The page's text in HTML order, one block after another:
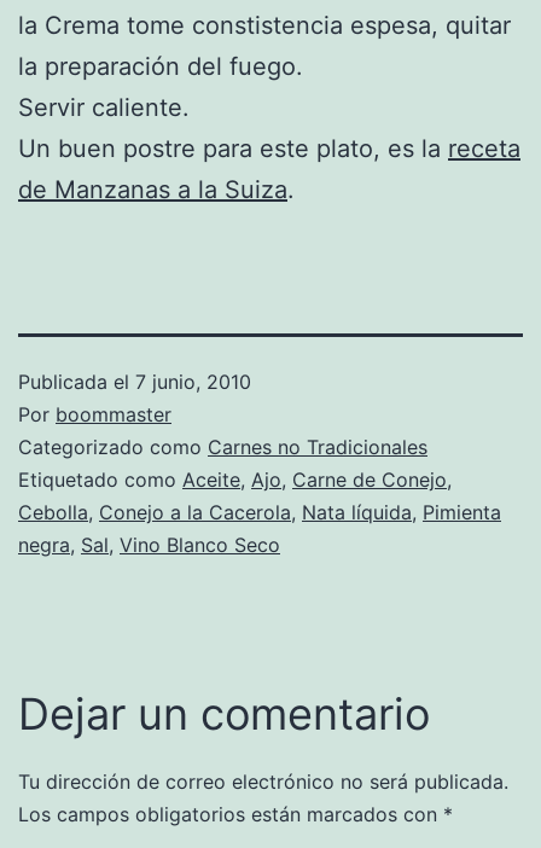
la Crema tome constistencia espesa, quitar
la preparación del fuego.
Servir caliente.
Un buen postre para este plato, es la receta
de Manzanas a la Suiza.
Publicada el 7 junio, 2010
Por boommaster
Categorizado como Carnes no Tradicionales
Etiquetado como Aceite, Ajo, Carne de Conejo,
Cebolla, Conejo a la Cacerola, Nata líquida, Pimienta
negra, Sal, Vino Blanco Seco
Dejar un comentario
Tu dirección de correo electrónico no será publicada.
Los campos obligatorios están marcados con *